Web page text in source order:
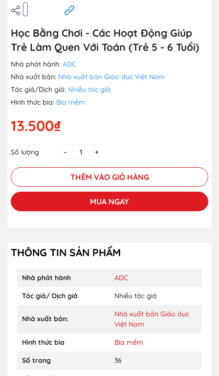
Học Bằng Chơi - Các Hoạt Động Giúp
Trẻ Làm Quen Với Toán (Trẻ 5 - 6 Tuổi)
Nhà phát hành: ADC
Nhà xuất bản: Nhà xuất bản Giáo dục Việt Nam
Tác giả/Dịch giả: Nhiều tác giả
Hình thức bìa: Bìa mềm
13.500₫
Số lượng – +
THÊM VÀO GIỎ HÀNG
MUA NGAY
THÔNG TIN SẢN PHẨM
Nhà phát hành ADC
Tác giả/ Dịch giả Nhiều tác giả
Nhà xuất bản:
Nhà xuất bản Giáo dục
Việt Nam
Hình thức bìa Bìa mềm
Số trang 36